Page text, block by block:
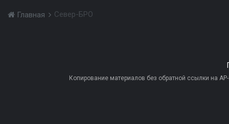
Главная Север-БРО
Копирование материалов без обратной ссылки на